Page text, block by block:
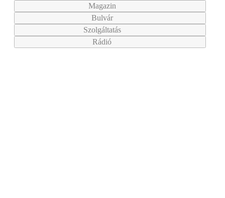
Magazin
Bulvár
Szolgáltatás
Rádió